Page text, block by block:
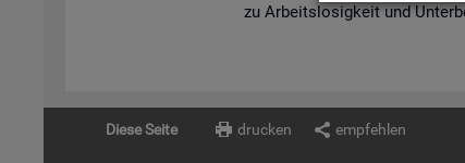
zu Ar­beits­lo­sig­keit und
Diese Seite drucken empfehlen